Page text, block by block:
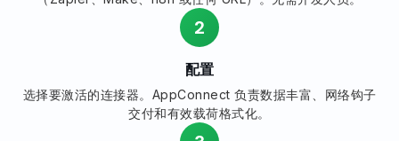
2
配置
选择要激活的连接器。AppConnect 负责数据丰富、网络钩子
交付和有效载荷格式化。